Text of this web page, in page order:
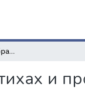
Утренняя звезда. Собрание статей в стихах и прозе. Книжка 1
и